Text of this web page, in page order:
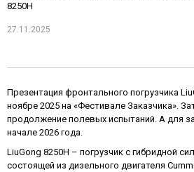
8250Н
27.11.2025
Презентация фронтального погрузчика
ноябре 2025 на «Фестивале Заказчика».
продолжение полевых испытаний. А для
начале 2026 года.
LiuGong 8250Н – погрузчик с гибридной
состоящей из дизельного двигателя